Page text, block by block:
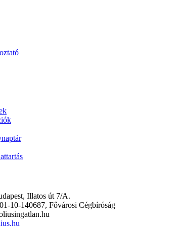
Illatos út 7/A.
10-140687, Fővárosi Cégbíróság